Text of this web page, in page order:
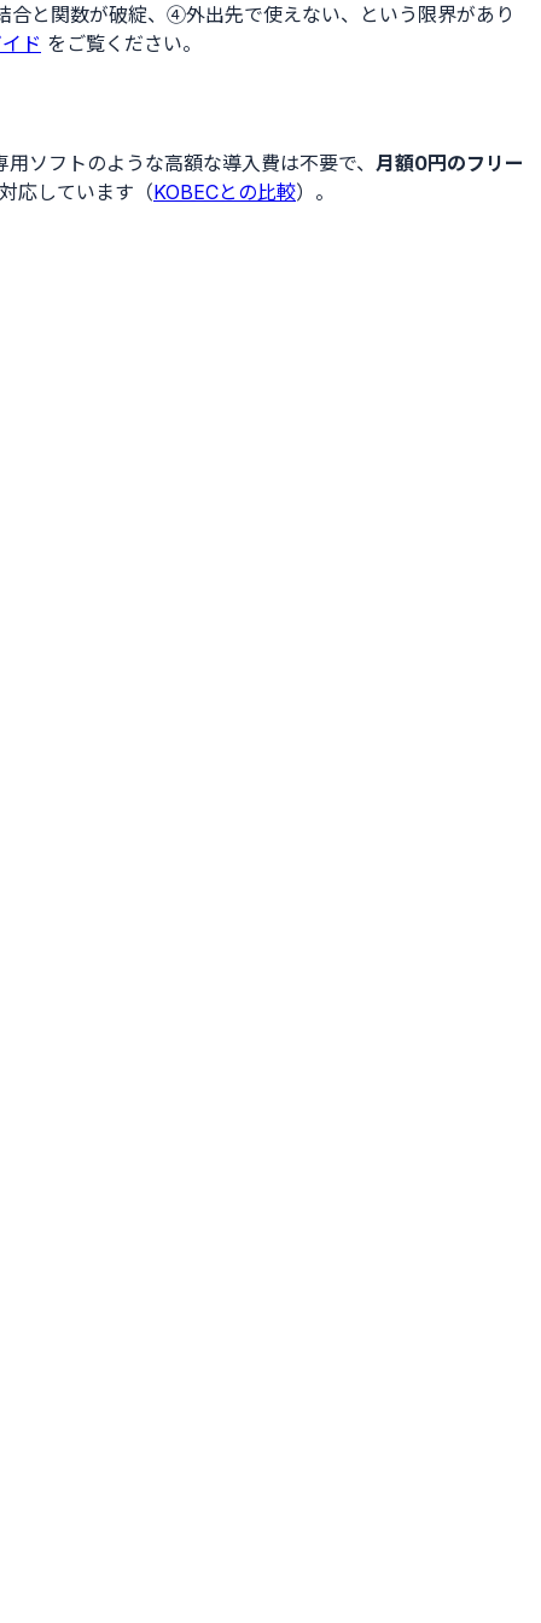
と関数が破綻、④外出先で使えない、という限界があり
ド をご覧ください。
ソフトのような高額な導入費は不要で、 月額0円のフリー
応しています（KOBECとの比較）。